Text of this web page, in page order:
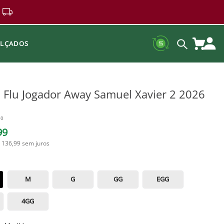
Flu Jogador Away Samuel Xavier 2 2026
136,99sem juros
M G GG EGG
4GG